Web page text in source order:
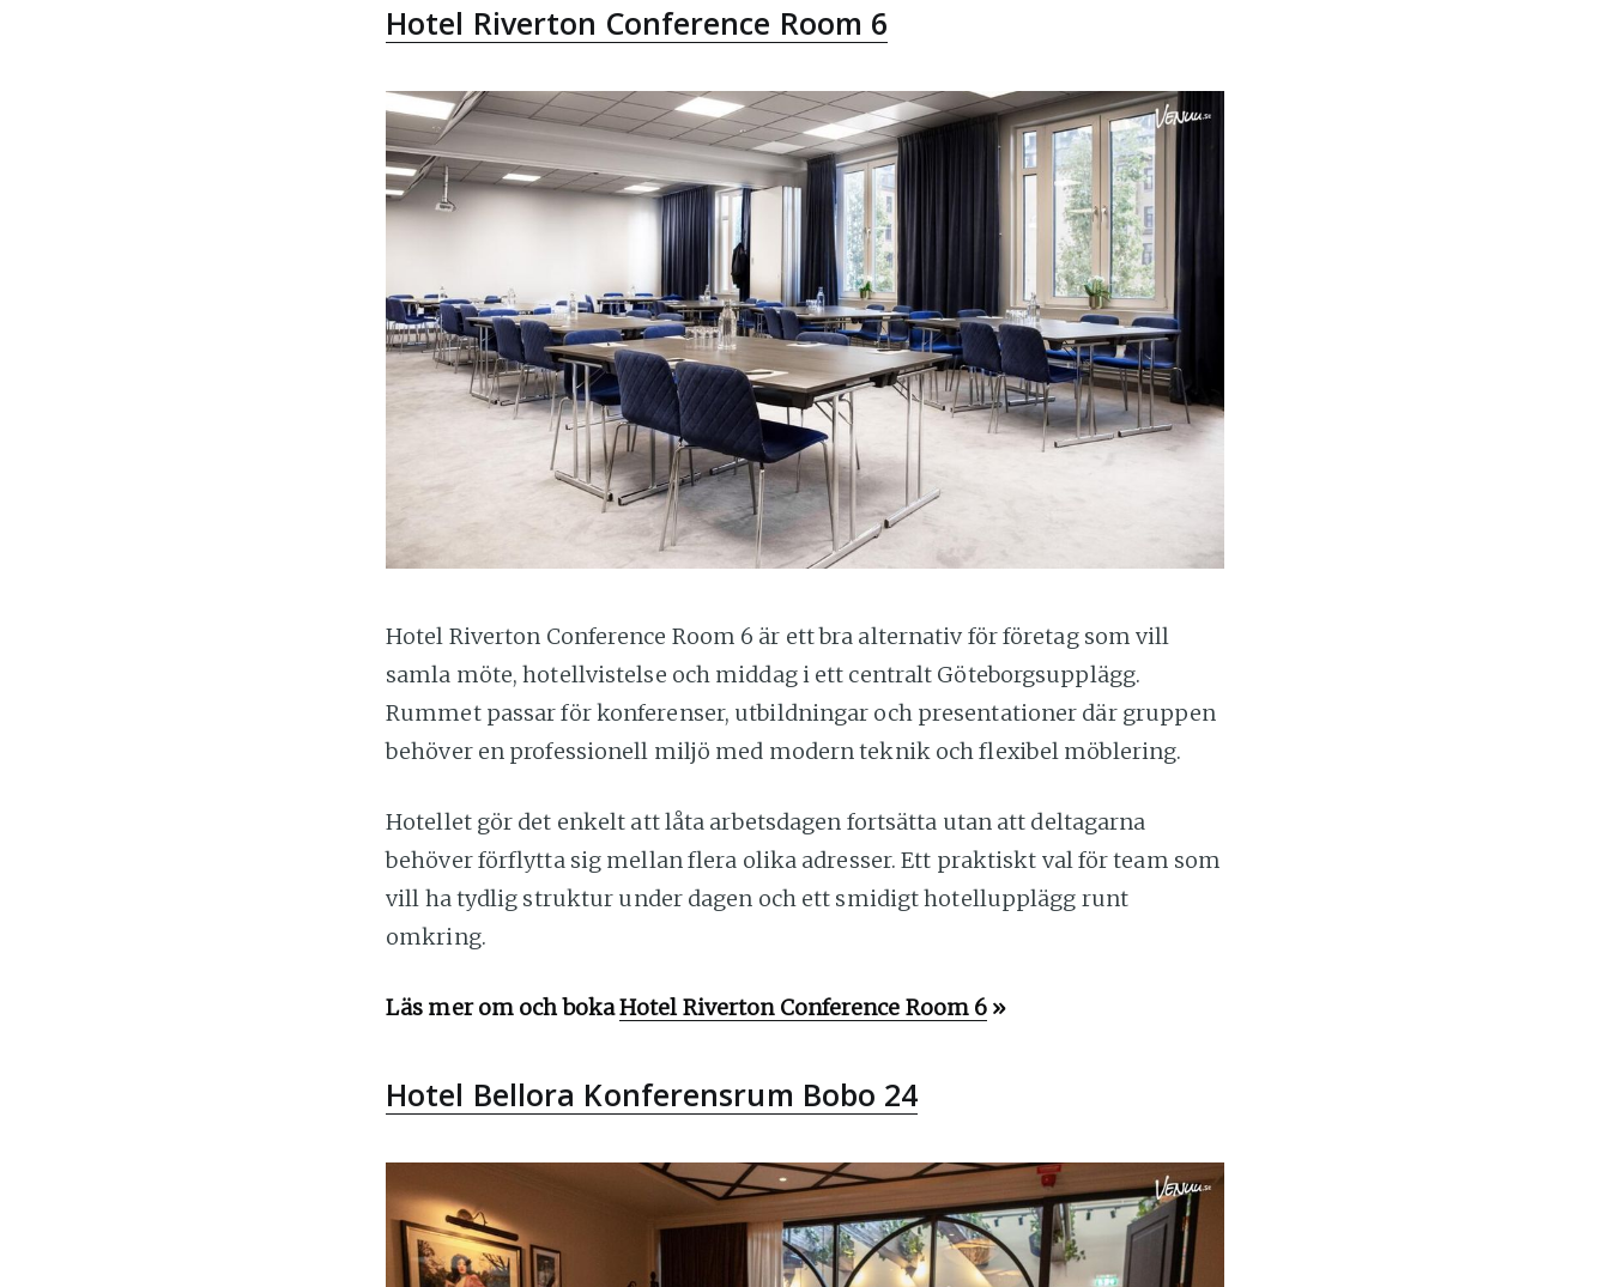
Hotel Riverton Conference Room 6
Hotel Riverton Conference Room 6 är ett bra alternativ för företag som vill
samla möte, hotellvistelse och middag i ett centralt Göteborgsupplägg.
Rummet passar för konferenser, utbildningar och presentationer där gruppen
behöver en professionell miljö med modern teknik och flexibel möblering.
Hotellet gör det enkelt att låta arbetsdagen fortsätta utan att deltagarna
behöver förflytta sig mellan flera olika adresser. Ett praktiskt val för team som
vill ha tydlig struktur under dagen och ett smidigt hotellupplägg runt
omkring.
Läs mer om och bokaHotel Riverton Conference Room 6 »
Hotel Bellora Konferensrum Bobo 24